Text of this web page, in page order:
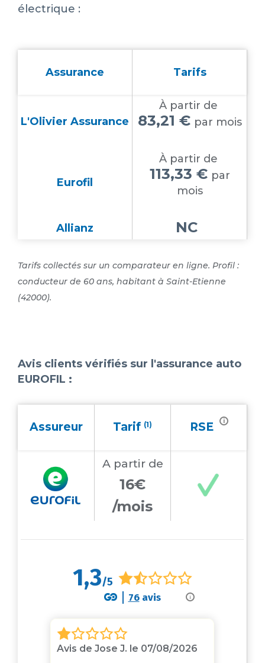
électrique :
Assurance Tarifs
L'Olivier Assurance
À partir de
83,21 € par mois
Eurofil
À partir de
113,33 € par
mois
Allianz NC
Tarifs collectés sur un comparateur en ligne. Profil :
conducteur de 60 ans, habitant à Saint-Etienne
(42000).
Avis clients vérifiés sur l'assurance auto
EUROFIL :
Assureur Tarif (1) RSE i
A partir de
16€
/mois
i
1,3/5
76avis
Avis de Jose J. le 07/08/2026